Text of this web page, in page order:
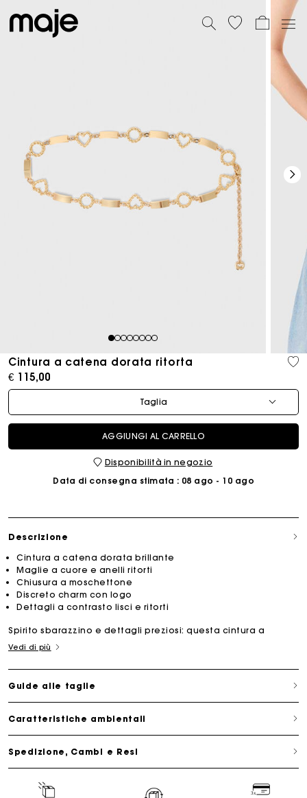
12345678
Cintura a catena dorata ritorta
€ 115,00
Taglia
AGGIUNGI AL CARRELLO
Disponibilità in negozio
Data di consegna stimata : 08 ago - 10 ago
Descrizione
Cintura a catena dorata brillante
Maglie a cuore e anelli ritorti
Chiusura a moschettone
Discreto charm con logo
Dettagli a contrasto lisci e ritorti
Spirito sbarazzino e dettagli preziosi: questa cintura a
Vedi di più
Guide alle taglie
Caratteristiche ambientali
Spedizione, Cambi e Resi